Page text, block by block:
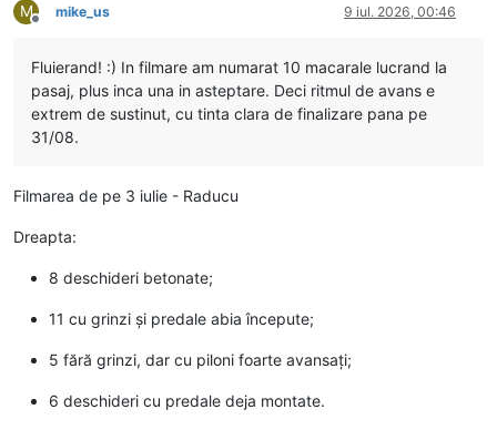
M
Deconectat
mike_us 9 iul. 2026, 00:46
Fluierand! :) In filmare am numarat 10 macarale lucrand la
pasaj, plus inca una in asteptare. Deci ritmul de avans e
extrem de sustinut, cu tinta clara de finalizare pana pe
31/08.
Filmarea de pe 3 iulie - Raducu
Dreapta:
8 deschideri betonate;
11 cu grinzi și predale abia începute;
5 fără grinzi, dar cu piloni foarte avansați;
6 deschideri cu predale deja montate.